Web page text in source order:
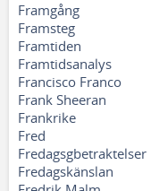
Framgång
Framsteg
Framtiden
Framtidsanalys
Francisco Franco
Frank Sheeran
Frankrike
Fred
Fredagsgbetraktelser
Fredagskänslan